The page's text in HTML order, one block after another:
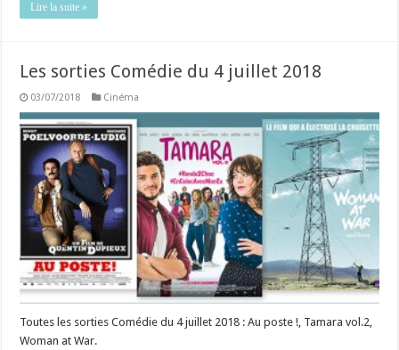
Lire la suite »
Les sorties Comédie du 4 juillet 2018
03/07/2018 Cinéma
Toutes les sorties Comédie du 4 juillet 2018 : Au poste !, Tamara vol.2,
Woman at War.